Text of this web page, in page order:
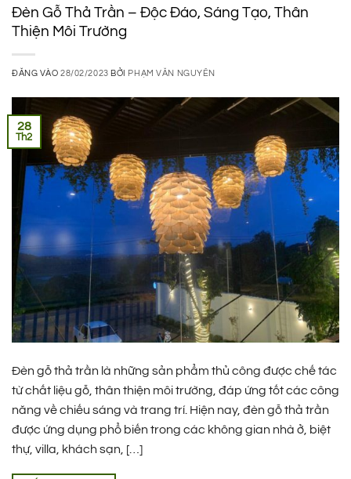
Đèn Gỗ Thả Trần – Độc Đáo, Sáng Tạo, Thân
Thiện Môi Trường
ĐĂNG VÀO28/02/2023 BỞI PHẠM VĂN NGUYÊN
28
Th2
Đèn gỗ thả trần là những sản phẩm thủ công được chế tác
từ chất liệu gỗ, thân thiện môi trường, đáp ứng tốt các công
năng về chiếu sáng và trang trí. Hiện nay, đèn gỗ thả trần
được ứng dụng phổ biến trong các không gian nhà ở, biệt
thự, villa, khách sạn, […]